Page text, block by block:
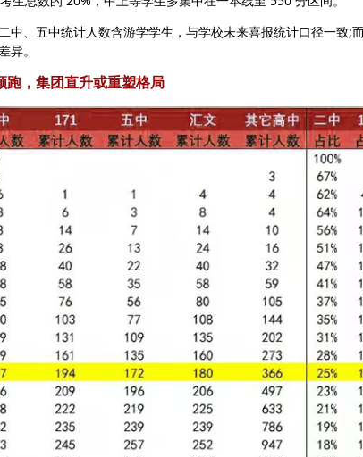
、五中统计人数含游学学生，与学校未来喜报统计口径一致;
异。
，集团直升或重塑格局